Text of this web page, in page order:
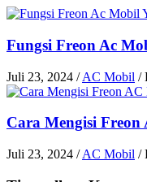
Fungsi Freon Ac
Juli 23, 2024 /AC Mobil /
Cara Mengisi
Juli 23, 2024 /AC Mobil /